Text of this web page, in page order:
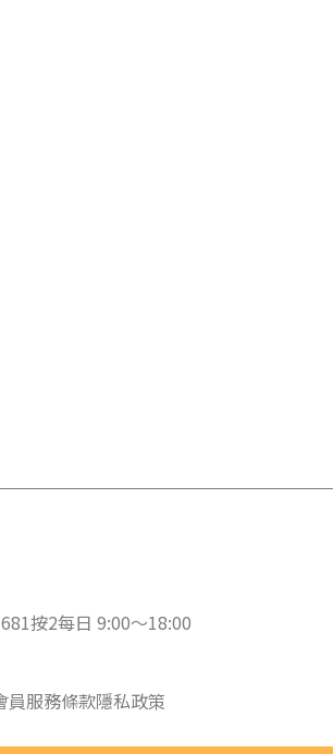
按2每日 9:00～18:00
員服務條款隱私政策